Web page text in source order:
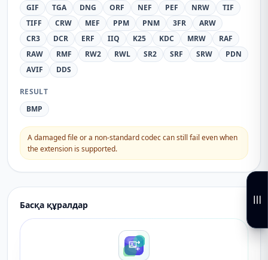
GIF
TGA DNG ORF NEF PEF NRW
TIF
TIFF
CRW MEF PPM PNM 3FR
ARW
CR3
DCR ERF IIQ K25 KDC MRW
RAF
RAW
RMF RW2 RWL SR2 SRF SRW
PDN
AVIF
DDS
RESULT
BMP
A damaged file or a non-standard codec can still fail even when
the extension is supported.
Басқа құралдар